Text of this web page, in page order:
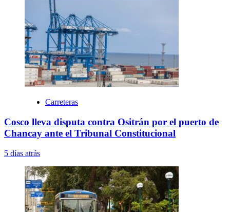
Carreteras
Cosco lleva disputa contra Ositrán por el puerto de
Chancay ante el Tribunal Constitucional
5 días atrás